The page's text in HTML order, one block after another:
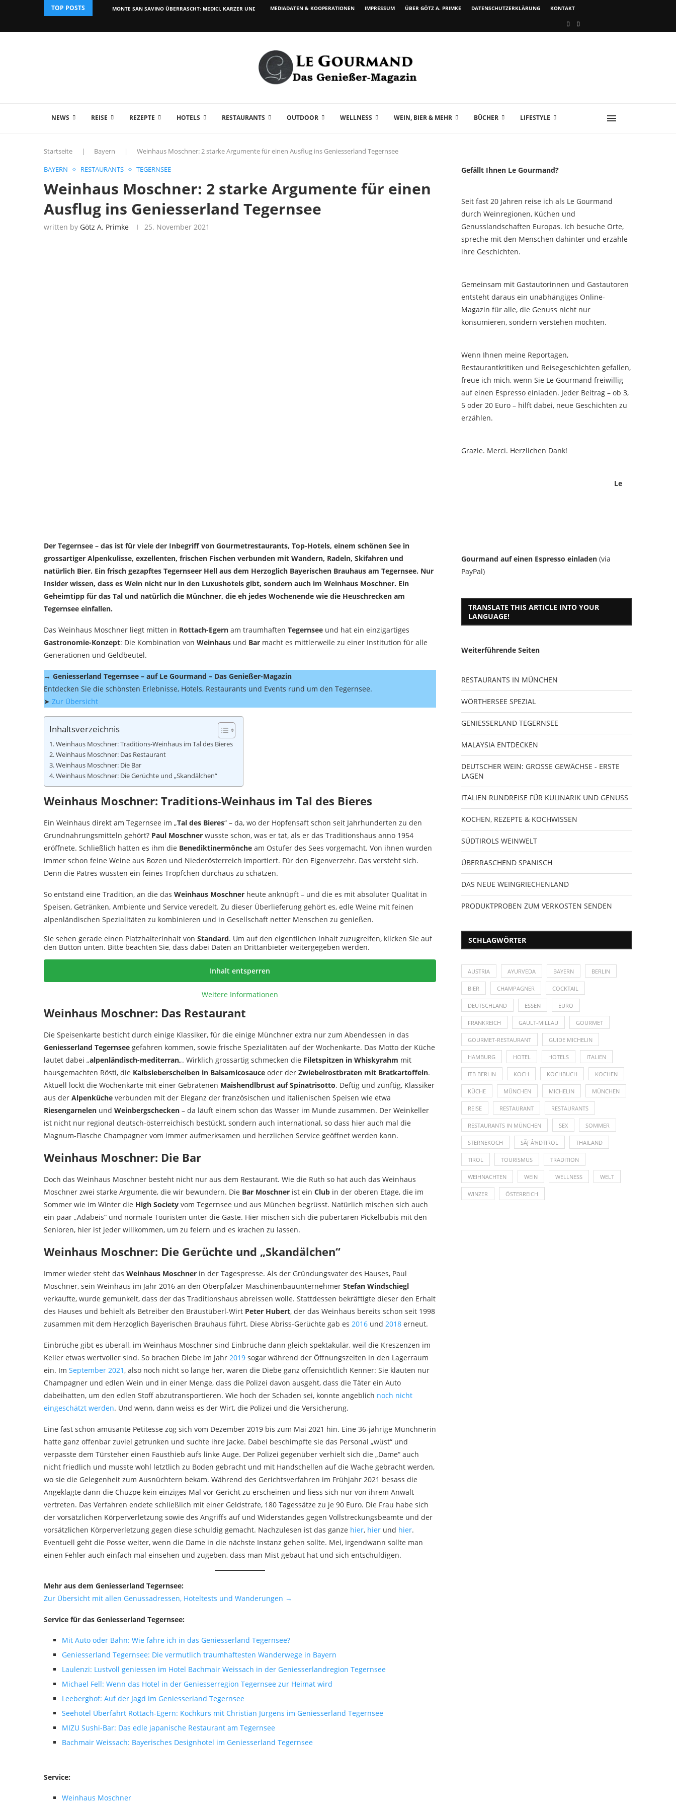
TOP POSTS MONTE SAN SAVINO ÜBERRASCHT: MEDICI, KARZER UND WEIN...MEDIADATEN & KOOPERATIONEN IMPRESSUM ÜBER GÖTZ A. PRIMKE DATENSCHUTZERKLÄRUNG KONTAKT
NEWS REISE REZEPTE HOTELS RESTAURANTS OUTDOOR WELLNESS WEIN, BIER & MEHR BÜCHER LIFESTYLE
Startseite | Bayern |
Weinhaus Moschner: 2 starke Argumente für einen Ausflug ins Geniesserland Tegernsee
BAYERN
RESTAURANTS TEGERNSEE
Weinhaus Moschner: 2 starke Argumente für einen
Ausflug ins Geniesserland Tegernsee
written by Götz A. Primke 25. November 2021
Der Tegernsee – das ist für viele der Inbegriff von Gourmetrestaurants, Top-Hotels, einem schönen See in
grossartiger Alpenkulisse, exzellenten, frischen Fischen verbunden mit Wandern, Radeln, Skifahren und
natürlich Bier. Ein frisch gezapftes Tegernseer Hell aus dem Herzoglich Bayerischen Brauhaus am Tegernsee. Nur
Insider wissen, dass es Wein nicht nur in den Luxushotels gibt, sondern auch im Weinhaus Moschner. Ein
Geheimtipp für das Tal und natürlich die Münchner, die eh jedes Wochenende wie die Heuschrecken am
Tegernsee einfallen.
Das Weinhaus Moschner liegt mitten in Rottach-Egern am traumhaften Tegernsee und hat ein einzigartiges
Gastronomie-Konzept: Die Kombination von Weinhaus und Bar macht es mittlerweile zu einer Institution für alle
Generationen und Geldbeutel.
→ Geniesserland Tegernsee – auf Le Gourmand – Das Genießer-Magazin
Entdecken Sie die schönsten Erlebnisse, Hotels, Restaurants und Events rund um den Tegernsee.
➤ Zur Übersicht
Inhaltsverzeichnis
Weinhaus Moschner: Traditions-Weinhaus im Tal des Bieres
Weinhaus Moschner: Das Restaurant
Weinhaus Moschner: Die Bar
Weinhaus Moschner: Die Gerüchte und „Skandälchen“
Weinhaus Moschner: Traditions-Weinhaus im Tal des Bieres
Ein Weinhaus direkt am Tegernsee im „Tal des Bieres“ – da, wo der Hopfensaft schon seit Jahrhunderten zu den
Grundnahrungsmitteln gehört? Paul Moschner wusste schon, was er tat, als er das Traditionshaus anno 1954
eröffnete. Schließlich hatten es ihm die Benediktinermönche am Ostufer des Sees vorgemacht. Von ihnen wurden
immer schon feine Weine aus Bozen und Niederösterreich importiert. Für den Eigenverzehr. Das versteht sich.
Denn die Patres wussten ein feines Tröpfchen durchaus zu schätzen.
So entstand eine Tradition, an die das Weinhaus Moschner heute anknüpft – und die es mit absoluter Qualität in
Speisen, Getränken, Ambiente und Service veredelt. Zu dieser Überlieferung gehört es, edle Weine mit feinen
alpenländischen Spezialitäten zu kombinieren und in Gesellschaft netter Menschen zu genießen.
Sie sehen gerade einen Platzhalterinhalt von Standard. Um auf den eigentlichen Inhalt zuzugreifen, klicken Sie auf
den Button unten. Bitte beachten Sie, dass dabei Daten an Drittanbieter weitergegeben werden.
Inhalt entsperren
Weitere Informationen
Weinhaus Moschner: Das Restaurant
Die Speisenkarte besticht durch einige Klassiker, für die einige Münchner extra nur zum Abendessen in das
Geniesserland Tegernsee gefahren kommen, sowie frische Spezialitäten auf der Wochenkarte. Das Motto der Küche
lautet dabei „alpenländisch-mediterran„. Wirklich grossartig schmecken die Filetspitzen in Whiskyrahm mit
hausgemachten Rösti, die Kalbsleberscheiben in Balsamicosauce oder der Zwiebelrostbraten mit Bratkartoffeln.
Aktuell lockt die Wochenkarte mit einer Gebratenen Maishendlbrust auf Spinatrisotto. Deftig und zünftig, Klassiker
aus der Alpenküche verbunden mit der Eleganz der französischen und italienischen Speisen wie etwa
Riesengarnelen und Weinbergschecken – da läuft einem schon das Wasser im Munde zusammen. Der Weinkeller
ist nicht nur regional deutsch-österreichisch bestückt, sondern auch international, so dass hier auch mal die
Magnum-Flasche Champagner vom immer aufmerksamen und herzlichen Service geöffnet werden kann.
Weinhaus Moschner: Die Bar
Doch das Weinhaus Moschner besteht nicht nur aus dem Restaurant. Wie die Ruth so hat auch das Weinhaus
Moschner zwei starke Argumente, die wir bewundern. Die Bar Moschner ist ein Club in der oberen Etage, die im
Sommer wie im Winter die High Society vom Tegernsee und aus München begrüsst. Natürlich mischen sich auch
ein paar „Adabeis“ und normale Touristen unter die Gäste. Hier mischen sich die pubertären Pickelbubis mit den
Senioren, hier ist jeder willkommen, um zu feiern und es krachen zu lassen.
Weinhaus Moschner: Die Gerüchte und „Skandälchen“
Immer wieder steht das Weinhaus Moschner in der Tagespresse. Als der Gründungsvater des Hauses, Paul
Moschner, sein Weinhaus im Jahr 2016 an den Oberpfälzer Maschinenbauunternehmer Stefan Windschiegl
verkaufte, wurde gemunkelt, dass der das Traditionshaus abreissen wolle. Stattdessen bekräftigte dieser den Erhalt
des Hauses und behielt als Betreiber den Bräustüberl-Wirt Peter Hubert, der das Weinhaus bereits schon seit 1998
zusammen mit dem Herzoglich Bayerischen Brauhaus führt. Diese Abriss-Gerüchte gab es 2016 und 2018 erneut.
Einbrüche gibt es überall, im Weinhaus Moschner sind Einbrüche dann gleich spektakulär, weil die Kreszenzen im
Keller etwas wertvoller sind. So brachen Diebe im Jahr 2019 sogar während der Öffnungszeiten in den Lagerraum
ein. Im September 2021, also noch nicht so lange her, waren die Diebe ganz offensichtlich Kenner: Sie klauten nur
Champagner und edlen Wein und in einer Menge, dass die Polizei davon ausgeht, dass die Täter ein Auto
dabeihatten, um den edlen Stoff abzutransportieren. Wie hoch der Schaden sei, konnte angeblich noch nicht
eingeschätzt werden. Und wenn, dann weiss es der Wirt, die Polizei und die Versicherung.
Eine fast schon amüsante Petitesse zog sich vom Dezember 2019 bis zum Mai 2021 hin. Eine 36-jährige Münchnerin
hatte ganz offenbar zuviel getrunken und suchte ihre Jacke. Dabei beschimpfte sie das Personal „wüst“ und
verpasste dem Türsteher einen Fausthieb aufs linke Auge. Der Polizei gegenüber verhielt sich die „Dame“ auch
nicht friedlich und musste wohl letztlich zu Boden gebracht und mit Handschellen auf die Wache gebracht werden,
wo sie die Gelegenheit zum Ausnüchtern bekam. Während des Gerichtsverfahren im Frühjahr 2021 besass die
Angeklagte dann die Chuzpe kein einziges Mal vor Gericht zu erscheinen und liess sich nur von ihrem Anwalt
vertreten. Das Verfahren endete schließlich mit einer Geldstrafe, 180 Tagessätze zu je 90 Euro. Die Frau habe sich
der vorsätzlichen Körperverletzung sowie des Angriffs auf und Widerstandes gegen Vollstreckungsbeamte und der
vorsätzlichen Körperverletzung gegen diese schuldig gemacht. Nachzulesen ist das ganze hier, hier und hier.
Eventuell geht die Posse weiter, wenn die Dame in die nächste Instanz gehen sollte. Mei, irgendwann sollte man
einen Fehler auch einfach mal einsehen und zugeben, dass man Mist gebaut hat und sich entschuldigen.
Mehr aus dem Geniesserland Tegernsee:
Zur Übersicht mit allen Genussadressen, Hoteltests und Wanderungen →
Service für das Geniesserland Tegernsee:
Mit Auto oder Bahn: Wie fahre ich in das Geniesserland Tegernsee?
Geniesserland Tegernsee: Die vermutlich traumhaftesten Wanderwege in Bayern
Laulenzi: Lustvoll geniessen im Hotel Bachmair Weissach in der Geniesserlandregion Tegernsee
Michael Fell: Wenn das Hotel in der Geniesserregion Tegernsee zur Heimat wird
Leeberghof: Auf der Jagd im Geniesserland Tegernsee
Seehotel Überfahrt Rottach-Egern: Kochkurs mit Christian Jürgens im Geniesserland Tegernsee
MIZU Sushi-Bar: Das edle japanische Restaurant am Tegernsee
Bachmair Weissach: Bayerisches Designhotel im Geniesserland Tegernsee
Service:
Weinhaus Moschner
Gefällt Ihnen Le Gourmand?
Seit fast 20 Jahren reise ich als Le Gourmand
durch Weinregionen, Küchen und
Genusslandschaften Europas. Ich besuche Orte,
spreche mit den Menschen dahinter und erzähle
ihre Geschichten.
Gemeinsam mit Gastautorinnen und Gastautoren
entsteht daraus ein unabhängiges Online-
Magazin für alle, die Genuss nicht nur
konsumieren, sondern verstehen möchten.
Wenn Ihnen meine Reportagen,
Restaurantkritiken und Reisegeschichten gefallen,
freue ich mich, wenn Sie Le Gourmand freiwillig
auf einen Espresso einladen. Jeder Beitrag – ob 3,
5 oder 20 Euro – hilft dabei, neue Geschichten zu
erzählen.
Grazie. Merci. Herzlichen Dank!
Le
Gourmand auf einen Espresso einladen (via
PayPal)
TRANSLATE THIS ARTICLE INTO YOUR
LANGUAGE!
Weiterführende Seiten
RESTAURANTS IN MÜNCHEN
WÖRTHERSEE SPEZIAL
GENIESSERLAND TEGERNSEE
MALAYSIA ENTDECKEN
DEUTSCHER WEIN: GROSSE GEWÄCHSE - ERSTE
LAGEN
ITALIEN RUNDREISE FÜR KULINARIK UND GENUSS
KOCHEN, REZEPTE & KOCHWISSEN
SÜDTIROLS WEINWELT
ÜBERRASCHEND SPANISCH
DAS NEUE WEINGRIECHENLAND
PRODUKTPROBEN ZUM VERKOSTEN SENDEN
SCHLAGWÖRTER
AUSTRIA AYURVEDA BAYERN BERLIN
BIER CHAMPAGNER COCKTAIL
DEUTSCHLAND ESSEN EURO
FRANKREICH GAULT-MILLAU GOURMET
GOURMET-RESTAURANT GUIDE MICHELIN
HAMBURG HOTEL HOTELS ITALIEN
ITB BERLIN KOCH KOCHBUCH KOCHEN
KÜCHE MÜNCHEN MICHELIN MÜNCHEN
REISE RESTAURANT RESTAURANTS
RESTAURANTS IN MÜNCHEN SEX SOMMER
STERNEKOCH SÃƑÂ¼DTIROL THAILAND
TIROL TOURISMUS TRADITION
WEIHNACHTEN WEIN WELLNESS WELT
WINZER ÖSTERREICH